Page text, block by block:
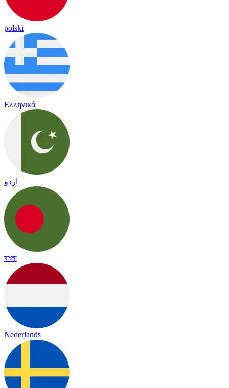
polski
Ελληνικά
اردو
বাংলা
Nederlands